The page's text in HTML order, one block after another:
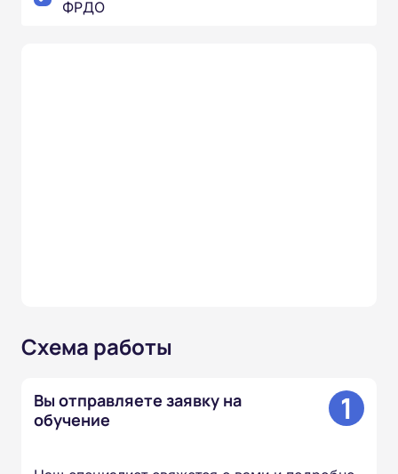
ФРДО
Схема работы
Вы отправляете заявку на
обучение
1